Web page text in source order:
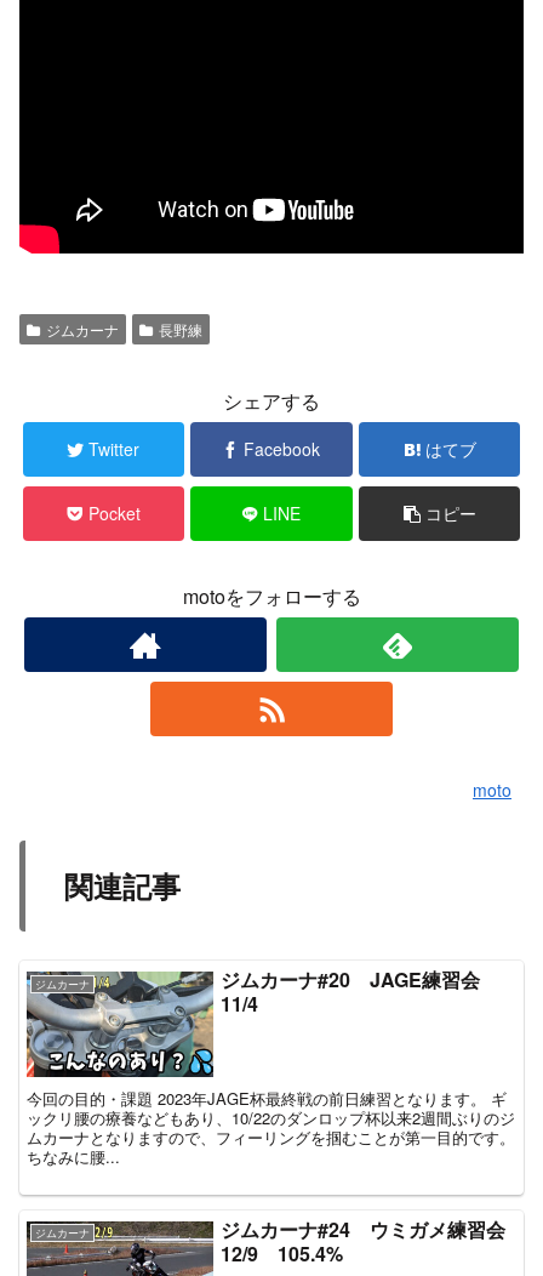
ジムカーナ 長野練
シェアする
Twitter Facebook はてブ
Pocket LINE コピー
motoをフォローする
moto
関連記事
ジムカーナ
ジムカーナ#20 JAGE練習会
11/4
今回の目的・課題 2023年JAGE杯最終戦の前日練習となります。 ギ
ックリ腰の療養などもあり、10/22のダンロップ杯以来2週間ぶりのジ
ムカーナとなりますので、フィーリングを掴むことが第一目的です。
ちなみに腰...
ジムカーナ
ジムカーナ#24 ウミガメ練習会
12/9 105.4%